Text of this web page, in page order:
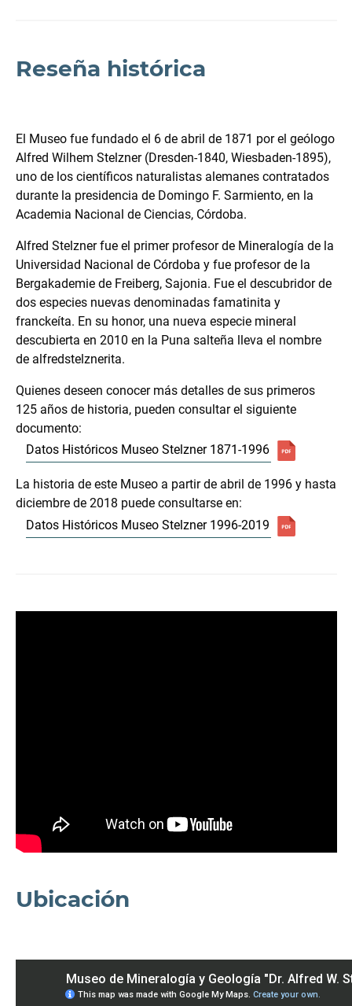
Reseña histórica
El Museo fue fundado el 6 de abril de 1871 por el geólogo
Alfred Wilhem Stelzner (Dresden-1840, Wiesbaden-1895),
uno de los científicos naturalistas alemanes contratados
durante la presidencia de Domingo F. Sarmiento, en la
Academia Nacional de Ciencias, Córdoba.
Alfred Stelzner fue el primer profesor de Mineralogía de la
Universidad Nacional de Córdoba y fue profesor de la
Bergakademie de Freiberg, Sajonia. Fue el descubridor de
dos especies nuevas denominadas famatinita y
franckeíta. En su honor, una nueva especie mineral
descubierta en 2010 en la Puna salteña lleva el nombre
de alfredstelznerita.
Quienes deseen conocer más detalles de sus primeros
125 años de historia, pueden consultar el siguiente
documento:
Datos Históricos Museo Stelzner 1871-1996
La historia de este Museo a partir de abril de 1996 y hasta
diciembre de 2018 puede consultarse en:
Datos Históricos Museo Stelzner 1996-2019
Ubicación